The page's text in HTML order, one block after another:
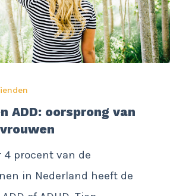
ADD: oorsprong van
4 procent van de
in Nederland heeft de